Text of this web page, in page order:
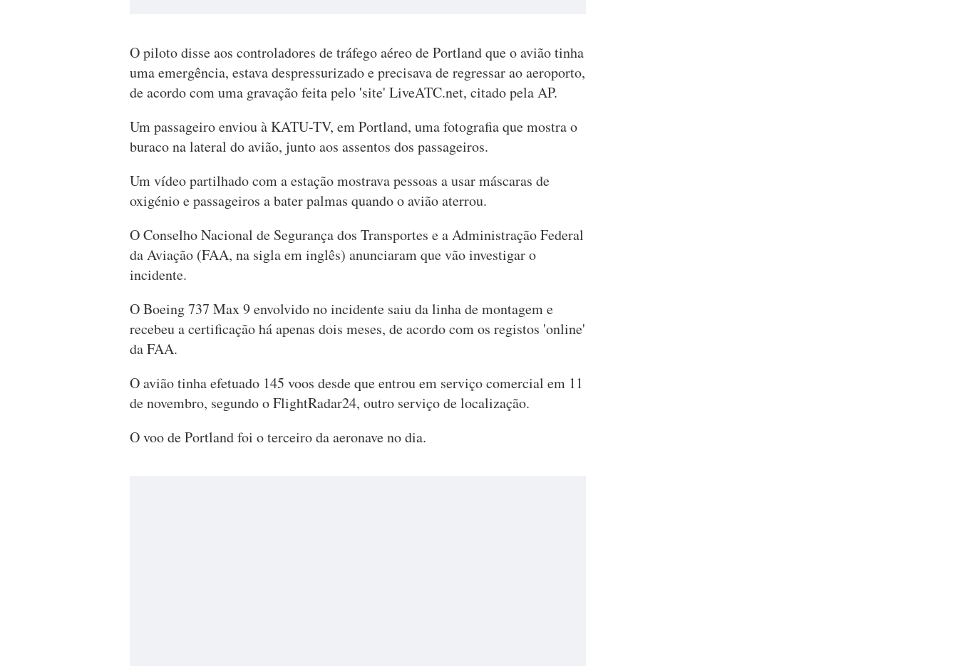
O piloto disse aos controladores de tráfego aéreo de Portland que o avião tinha
uma emergência, estava despressurizado e precisava de regressar ao aeroporto,
de acordo com uma gravação feita pelo 'site' LiveATC.net, citado pela AP.
Um passageiro enviou à KATU-TV, em Portland, uma fotografia que mostra o
buraco na lateral do avião, junto aos assentos dos passageiros.
Um vídeo partilhado com a estação mostrava pessoas a usar máscaras de
oxigénio e passageiros a bater palmas quando o avião aterrou.
O Conselho Nacional de Segurança dos Transportes e a Administração Federal
da Aviação (FAA, na sigla em inglês) anunciaram que vão investigar o
incidente.
O Boeing 737 Max 9 envolvido no incidente saiu da linha de montagem e
recebeu a certificação há apenas dois meses, de acordo com os registos 'online'
da FAA.
O avião tinha efetuado 145 voos desde que entrou em serviço comercial em 11
de novembro, segundo o FlightRadar24, outro serviço de localização.
O voo de Portland foi o terceiro da aeronave no dia.